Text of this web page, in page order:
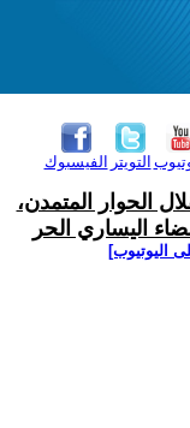
الفيسبوك التويتر
الحوار المتمدن،
اليساري الحر
اليوتيوب]